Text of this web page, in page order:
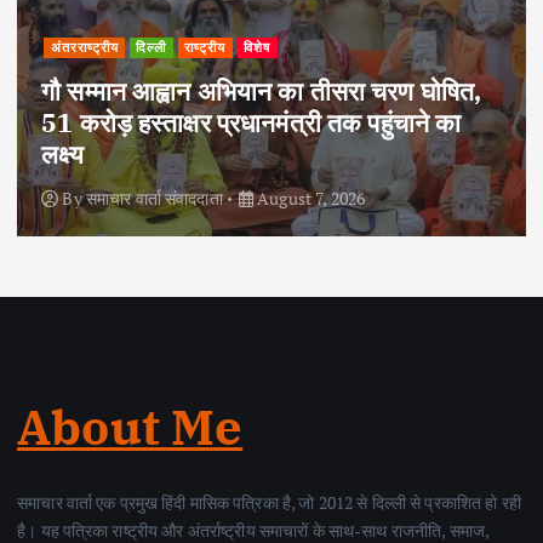
अपराध दिल्ली राष्ट्रीय
दोहरे हत्याकांड का वांछित आरोपी क्राइम
हत्थे चढ़ा, नौ आपराधिक मामलों में रहा है
Byसमाचार वार्ता संवाददाता August 6, 2026
About Me
समाचार वार्ता एक प्रमुख हिंदी मासिक पत्रिका है, जो 2012 से दिल्ली से प्रकाशित हो रही
है। यह पत्रिका राष्ट्रीय और अंतर्राष्ट्रीय समाचारों के साथ-साथ राजनीति, समाज,